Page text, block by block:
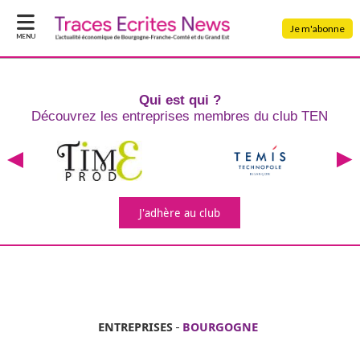
MENU
Je m'abonne
Qui est qui ?
Découvrez les entreprises membres du club TEN
J'adhèreau club
ENTREPRISES - BOURGOGNE